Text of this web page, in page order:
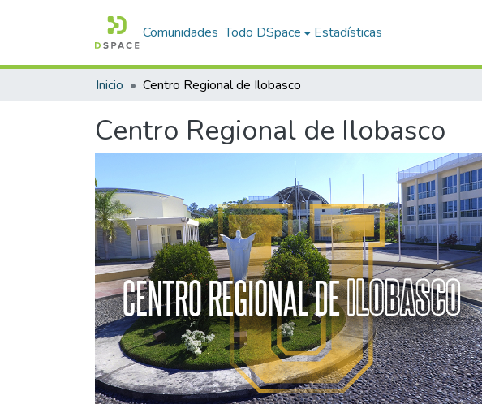
Comunidades Todo DSpace Estadísticas
Inicio Centro Regional de Ilobasco
Centro Regional de Ilobasco